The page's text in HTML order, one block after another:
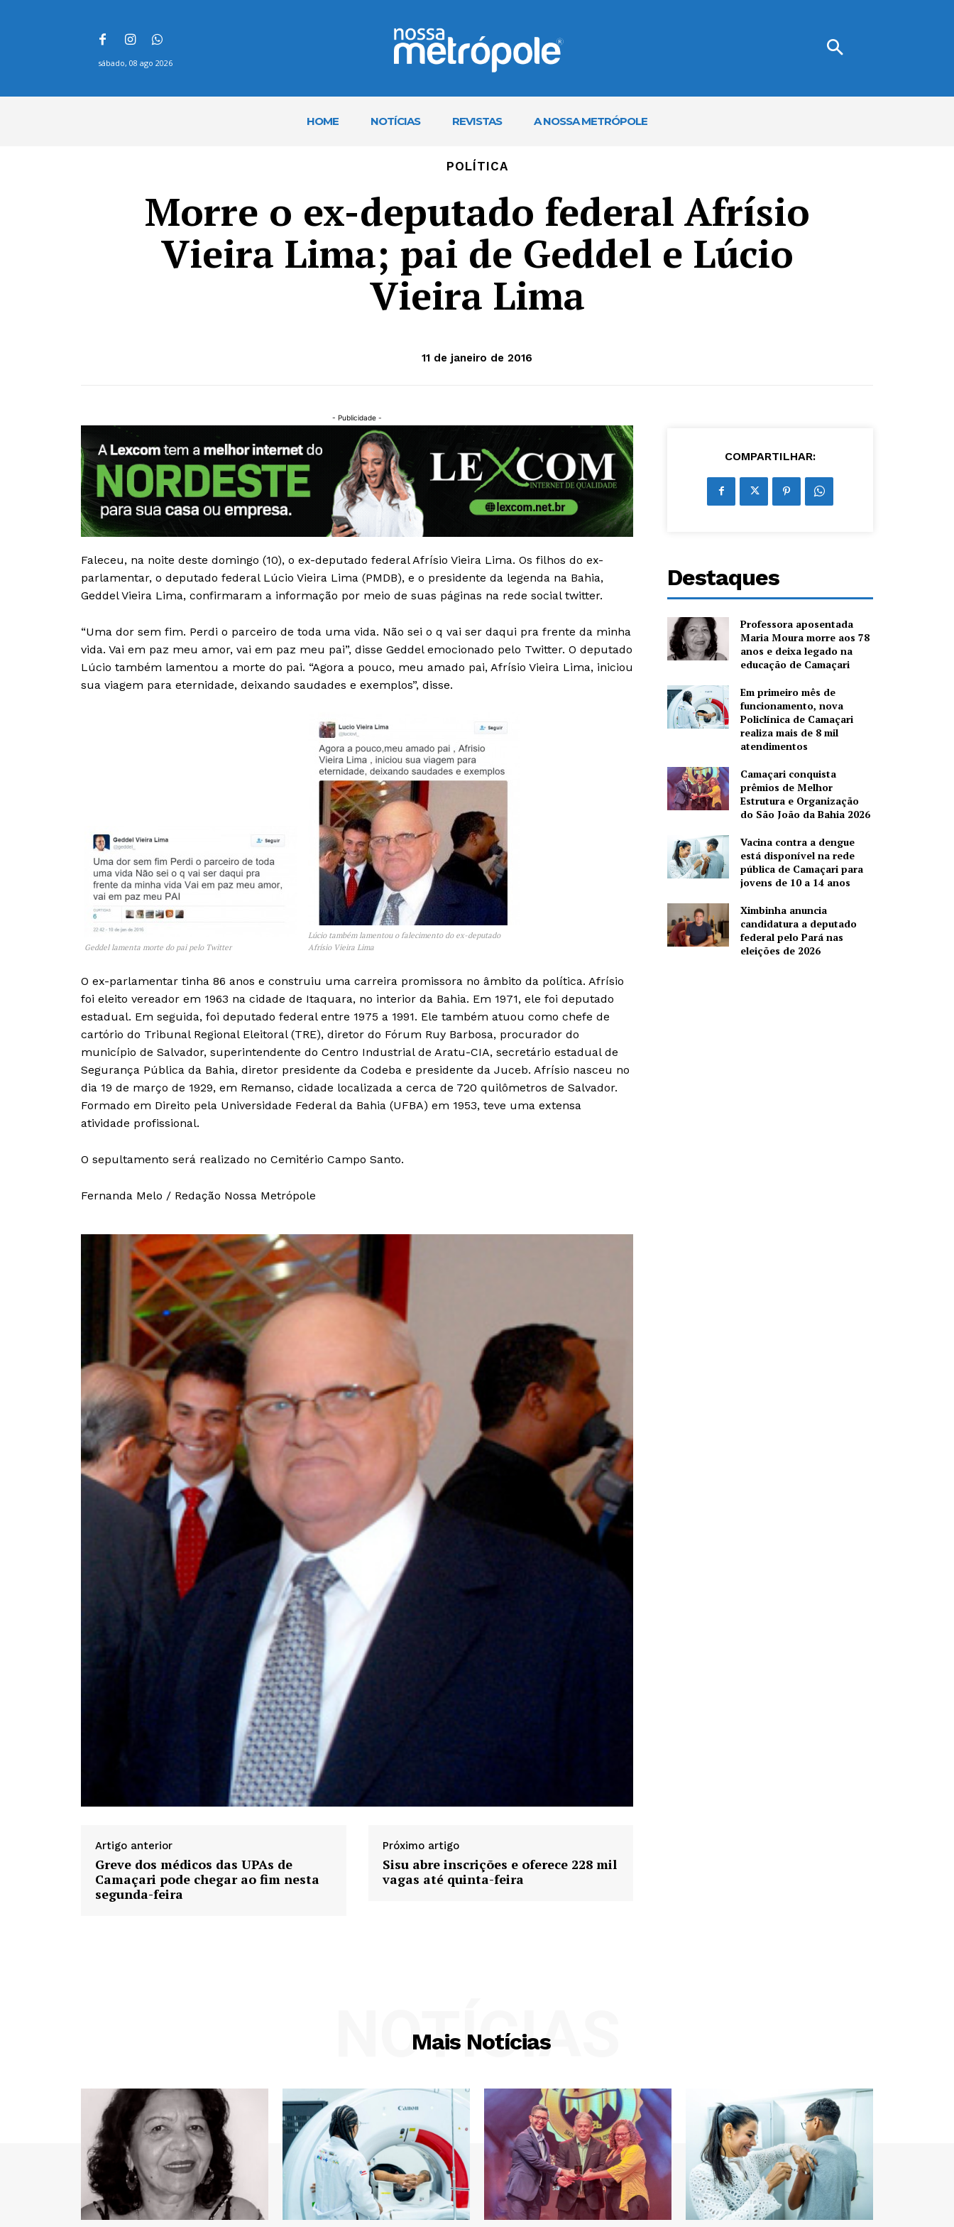
sábado, 08 ago 2026
HOME NOTÍCIAS REVISTAS A NOSSA METRÓPOLE
POLÍTICA
Morre o ex-deputado federal Afrísio
Vieira Lima; pai de Geddel e Lúcio
Vieira Lima
11 de janeiro de 2016
- Publicidade -
Faleceu, na noite deste domingo (10), o ex-deputado federal Afrísio Vieira Lima. Os filhos do ex-
parlamentar, o deputado federal Lúcio Vieira Lima (PMDB), e o presidente da legenda na Bahia,
Geddel Vieira Lima, confirmaram a informação por meio de suas páginas na rede social twitter.
“Uma dor sem fim. Perdi o parceiro de toda uma vida. Não sei o q vai ser daqui pra frente da minha
vida. Vai em paz meu amor, vai em paz meu pai”, disse Geddel emocionado pelo Twitter. O deputado
Lúcio também lamentou a morte do pai. “Agora a pouco, meu amado pai, Afrísio Vieira Lima, iniciou
sua viagem para eternidade, deixando saudades e exemplos”, disse.
Geddel lamenta morte do pai pelo Twitter
Lúcio também lamentou o falecimento do ex-deputado
Afrísio Vieira Lima
O ex-parlamentar tinha 86 anos e construiu uma carreira promissora no âmbito da política. Afrísio
foi eleito vereador em 1963 na cidade de Itaquara, no interior da Bahia. Em 1971, ele foi deputado
estadual. Em seguida, foi deputado federal entre 1975 a 1991. Ele também atuou como chefe de
cartório do Tribunal Regional Eleitoral (TRE), diretor do Fórum Ruy Barbosa, procurador do
município de Salvador, superintendente do Centro Industrial de Aratu-CIA, secretário estadual de
Segurança Pública da Bahia, diretor presidente da Codeba e presidente da Juceb. Afrísio nasceu no
dia 19 de março de 1929, em Remanso, cidade localizada a cerca de 720 quilômetros de Salvador.
Formado em Direito pela Universidade Federal da Bahia (UFBA) em 1953, teve uma extensa
atividade profissional.
O sepultamento será realizado no Cemitério Campo Santo.
Fernanda Melo / Redação Nossa Metrópole
Artigo anterior
Greve dos médicos das UPAs de
Camaçari pode chegar ao fim nesta
segunda-feira
Próximo artigo
Sisu abre inscrições e oferece 228 mil
vagas até quinta-feira
COMPARTILHAR:
Destaques
Professora aposentada
Maria Moura morre aos 78
anos e deixa legado na
educação de Camaçari
Em primeiro mês de
funcionamento, nova
Policlínica de Camaçari
realiza mais de 8 mil
atendimentos
Camaçari conquista
prêmios de Melhor
Estrutura e Organização
do São João da Bahia 2026
Vacina contra a dengue
está disponível na rede
pública de Camaçari para
jovens de 10 a 14 anos
Ximbinha anuncia
candidatura a deputado
federal pelo Pará nas
eleições de 2026
Mais Notícias
NOTÍCIAS